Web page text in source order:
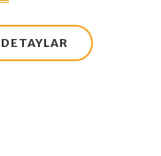
DETAYLAR